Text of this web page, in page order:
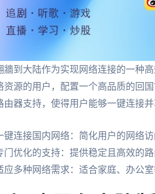
牆到大陆作为实现网络连接的一种
资源的用户，配置一个高品质的回
由器支持，使得用户能够一键连接并
键连接国内网络：简化用户的网络访
门优化的支持：提供稳定且高效的路
应多种网络需求：适合家庭、办公室